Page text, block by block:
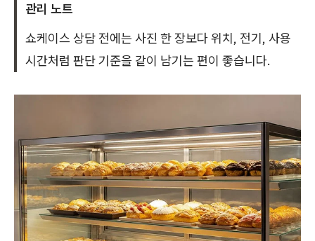
관리 노트
쇼케이스 상담 전에는 사진 한 장보다 위치, 전기, 사용
시간처럼 판단 기준을 같이 남기는 편이 좋습니다.